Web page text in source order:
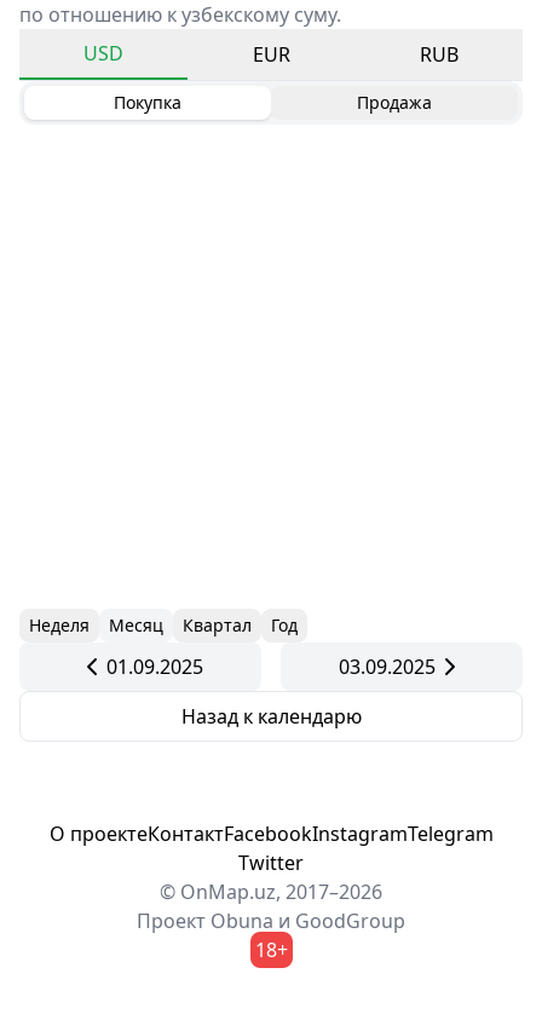
по отношению к узбекскому суму.
USD
EUR RUB
Покупка Продажа
Неделя Месяц Квартал Год
01.09.2025
03.09.2025
Назад к календарю
О проектеКонтактFacebookInstagramTelegram
Twitter
© OnMap.uz, 2017–2026
Проект Obuna и GoodGroup
18+